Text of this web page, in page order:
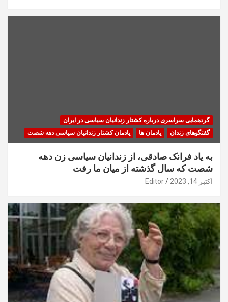
گردهمایی سراسری درباره کشتار زندانیان سیاسی در ایران
گفتگوهای زندان
یادمان ها یادمان کشتار زندانیان سیاسی دهه شصت
به یاد فرانک صادقی، از زندانیان سیاسی زن دهه
شصت که سال گذشته از میان ما رفت
اکتبر 14, 2023 Editor